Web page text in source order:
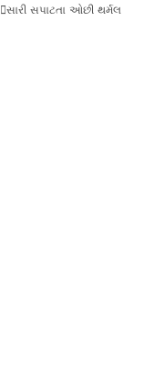
સારી સપાટતા ઓછી થર્મલ